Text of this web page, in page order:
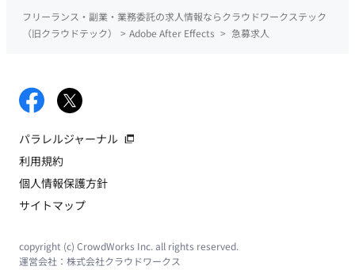
フリーランス・副業・業務委託の求人情報ならクラウドワークステック
（旧クラウドテック）
> Adobe After Effects > 急募求人
パラレルジャーナル
利用規約
個人情報保護方針
サイトマップ
copyright (c) CrowdWorks Inc. all rights reserved.
運営会社： 株式会社クラウドワークス